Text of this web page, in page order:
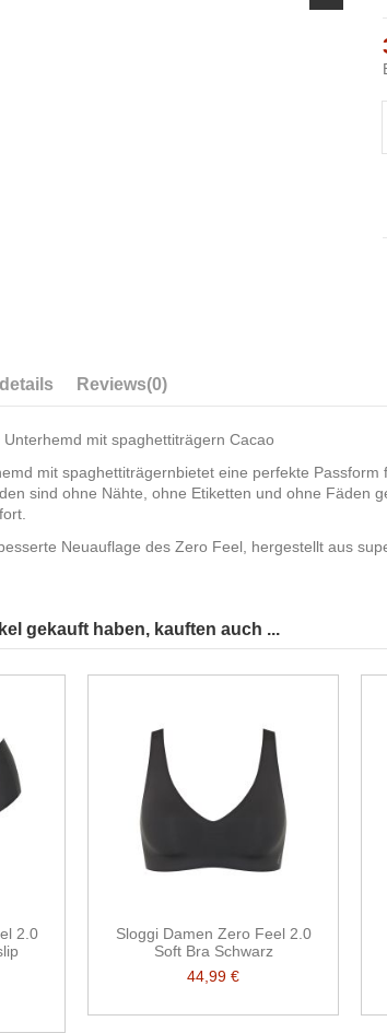
Reviews(0)
mit spaghettiträgern Cacao
mit spaghettiträgernbietet eine perfekte
sind ohne Nähte, ohne Etiketten und ohne
Neuauflage des Zero Feel, hergestellt aus
gekauft haben, kauften auch ...
2.0
Sloggi Damen Zero Feel 2.0
Soft Bra Schwarz
44,99 €